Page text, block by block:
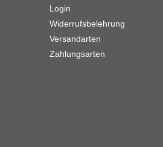
Login
Widerrufsbelehrung
Versandarten
Zahlungsarten